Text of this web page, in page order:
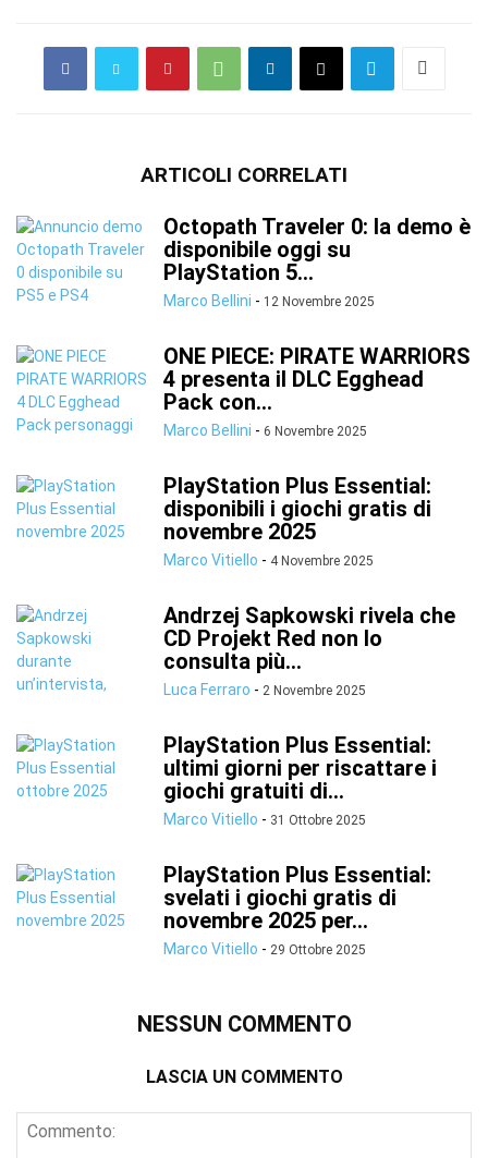
ARTICOLI CORRELATI
Octopath Traveler 0: la demo è
disponibile oggi su
PlayStation 5...
Marco Bellini - 12 Novembre 2025
ONE PIECE: PIRATE WARRIORS
4 presenta il DLC Egghead
Pack con...
Marco Bellini - 6 Novembre 2025
PlayStation Plus Essential:
disponibili i giochi gratis di
novembre 2025
Marco Vitiello - 4 Novembre 2025
Andrzej Sapkowski rivela che
CD Projekt Red non lo
consulta più...
Luca Ferraro - 2 Novembre 2025
PlayStation Plus Essential:
ultimi giorni per riscattare i
giochi gratuiti di...
Marco Vitiello - 31 Ottobre 2025
PlayStation Plus Essential:
svelati i giochi gratis di
novembre 2025 per...
Marco Vitiello - 29 Ottobre 2025
NESSUN COMMENTO
LASCIA UN COMMENTO